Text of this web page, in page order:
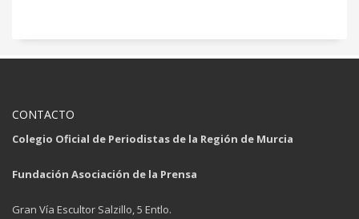
CONTACTO
Colegio Oficial de Periodistas de la Región de Murcia
Fundación Asociación de la Prensa
Gran Vía Escultor Salzillo, 5 Entlo.